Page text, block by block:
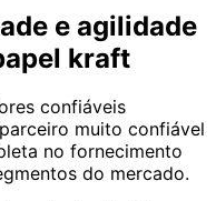
e agilidade
kraft
confiáveis
muito confiável
no fornecimento
do mercado.